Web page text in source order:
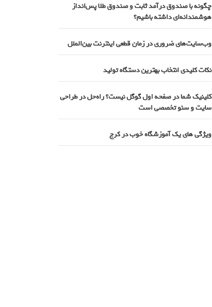
چگونه با صندوق درآمد ثابت و صندوق طلا پس‌انداز
هوشمندانه‌ای داشته باشیم؟
وب‌سایت‌های ضروری در زمان قطعی اینترنت بین‌الملل
نکات کلیدی انتخاب بهترین دستگاه تولید
کلینیک شما در صفحه اول گوگل نیست؟ راه‌حل در طراحی
سایت و سئو تخصصی است
ویژگی های یک آموزشگاه خوب در کرج